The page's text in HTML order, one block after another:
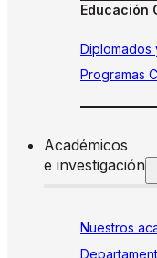
Educación
Diplomados
Programas
Académicos
e investigación
Nuestros